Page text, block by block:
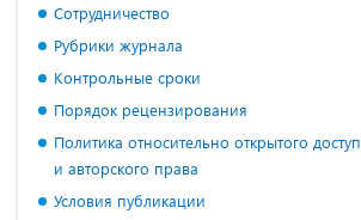
Сотрудничество
Рубрики журнала
Контрольные сроки
Порядок рецензирования
Политика относительно открытого
и авторского права
Условия публикации